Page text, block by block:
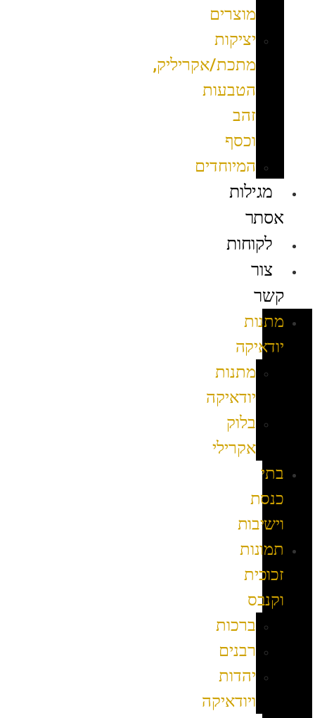
מוצרים
יציקות
מתכת/אקריליק,
הטבעות
זהב
וכסף
המיוחדים
מגילות
אסתר
לקוחות
צור
קשר
מתנות
יודאיקה
מתנות
יודאיקה
בלוק
אקרילי
בתי
כנסת
וישיבות
תמונות
זכוכית
וקנבס
ברכות
רבנים
יהדות
ויודאיקה